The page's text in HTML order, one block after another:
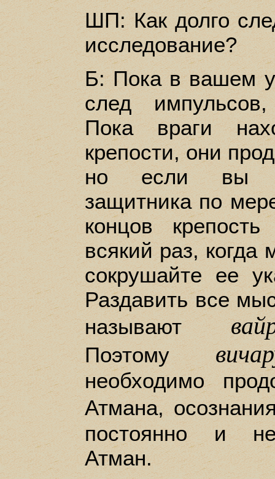
ШП: Как долго
исследование?
Б: Пока в вашем
след
Пока враги
крепости, они
но если вы
защитника по
концов
всякий раз, когда
сокрушайте ее
Раздавить все
называют
Поэтому
необходимо
Атмана,
постоянно и
Атман.